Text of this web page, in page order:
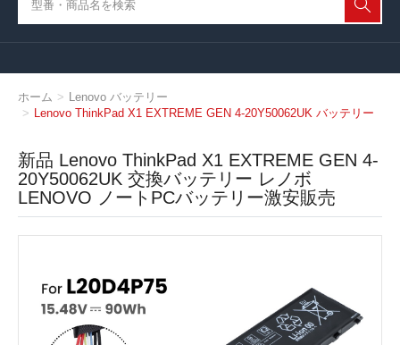
ホーム
Lenovo バッテリー
Lenovo ThinkPad X1 EXTREME GEN 4-20Y50062UK バッテリー
新品 Lenovo ThinkPad X1 EXTREME GEN 4-
20Y50062UK 交換バッテリー レノボ
LENOVO ノートPCバッテリー激安販売